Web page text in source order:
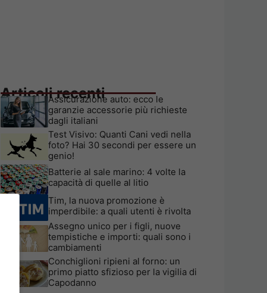
Articoli recenti
Assicurazione auto: ecco le
garanzie accessorie più richieste
dagli italiani
Test Visivo: Quanti Cani vedi nella
foto? Hai 30 secondi per essere un
genio!
Batterie al sale marino: 4 volte la
capacità di quelle al litio
Tim, la nuova promozione è
imperdibile: a quali utenti è rivolta
Assegno unico per i figli, nuove
tempistiche e importi: quali sono i
cambiamenti
Conchiglioni ripieni al forno: un
primo piatto sfizioso per la vigilia di
Capodanno